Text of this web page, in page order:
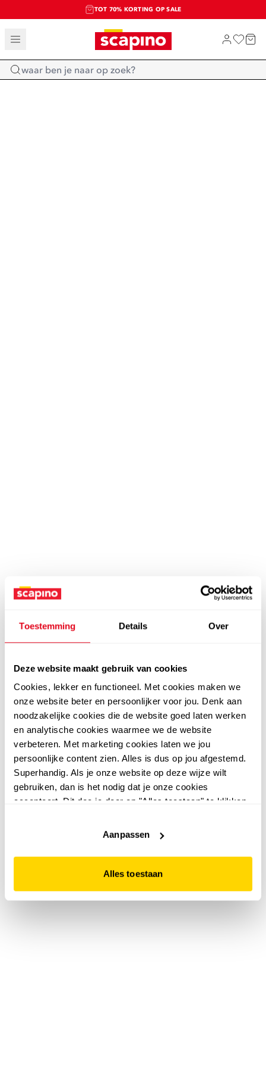
Toestemming Details Over
Deze website maakt gebruik van cookies
Cookies, lekker en functioneel. Met cookies maken we
onze website beter en persoonlijker voor jou. Denk aan
noodzakelijke cookies die de website goed laten werken
en analytische cookies waarmee we de website
verbeteren. Met marketing cookies laten we jou
persoonlijke content zien. Alles is dus op jou afgestemd.
Superhandig. Als je onze website op deze wijze wilt
gebruiken, dan is het nodig dat je onze cookies
accepteert. Dit doe je door op "Alles toestaan" te klikken.
website niet optimaal functioneert.
Aanpassen
Alles toestaan
TOT 70% KORTING OP SALE
SALE: LAATSTE KANS!
SHOP NIEUW
Home